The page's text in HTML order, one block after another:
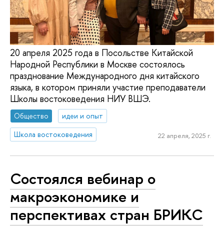
20 апреля 2025 года в Посольстве Китайской
Народной Республики в Москве состоялось
празднование Международного дня китайского
языка, в котором приняли участие преподаватели
Школы востоковедения НИУ ВШЭ.
Общество
идеи и опыт
Школа востоковедения
22 апреля, 2025 г.
Состоялся вебинар о
макроэкономике и
перспективах стран БРИКС